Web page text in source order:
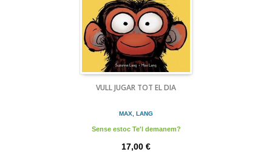
VULL JUGAR TOT EL DIA
MAX, LANG
Sense estoc Te'l demanem?
17,00 €